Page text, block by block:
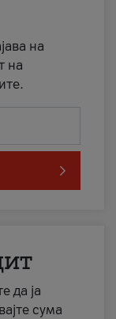
на
на
да ја
сума